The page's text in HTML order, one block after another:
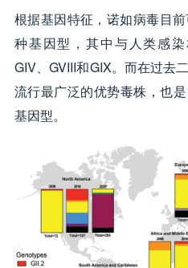
根据基因特征，诺如病毒目
种基因型，其中与人类感染
GIV、GVIII和GIX。而在过去
流行最广泛的优势毒株，也
基因型。